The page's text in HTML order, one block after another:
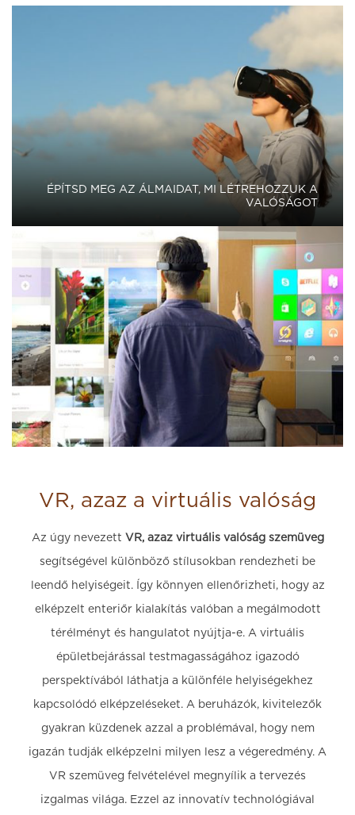
ÉPÍTSD MEG AZ ÁLMAIDAT, MI LÉTREHOZZUK A
VALÓSÁGOT
VR, azaz a virtuális valóság
Az úgy nevezett VR, azaz virtuális valóság szemüveg
segítségével különböző stílusokban rendezheti be
leendő helyiségeit. Így könnyen ellenőrizheti, hogy az
elképzelt enteriőr kialakítás valóban a megálmodott
térélményt és hangulatot nyújtja-e. A virtuális
épületbejárással testmagasságához igazodó
perspektívából láthatja a különféle helyiségekhez
kapcsolódó elképzeléseket. A beruházók, kivitelezők
gyakran küzdenek azzal a problémával, hogy nem
igazán tudják elképzelni milyen lesz a végeredmény. A
VR szemüveg felvételével megnyílik a tervezés
izgalmas világa. Ezzel az innovatív technológiával